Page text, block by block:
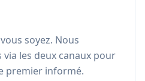
soyez. Nous
les deux canaux pour
premier informé.